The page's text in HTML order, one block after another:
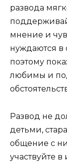
развода
мнение и
нуждаются в
поэтому
любимы и
Развод не
детьми,
общение с
участвуйте